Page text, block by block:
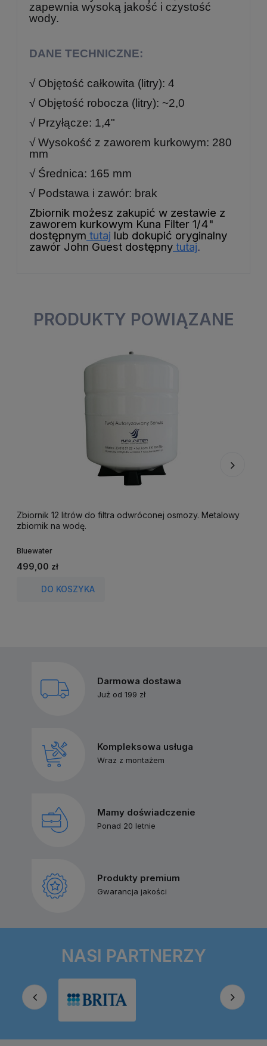
zapewnia wysoką jakość i czystość
wody.
DANE TECHNICZNE:
√ Objętość całkowita (litry): 4
√ Objętość robocza (litry): ~2,0
√ Przyłącze: 1,4"
√ Wysokość z zaworem kurkowym: 280
mm
√ Średnica: 165 mm
√ Podstawa i zawór: brak
Zbiornik możesz zakupić w zestawie z
zaworem kurkowym Kuna Filter 1/4"
dostępnym tutaj lub dokupić oryginalny
zawór John Guest dostępny tutaj.
PRODUKTY POWIĄZANE
Zbiornik 12 litrów do filtra odwróconej osmozy. Metalowy
zbiornik na wodę.
Bluewater
499,00 zł
DO KOSZYKA
Darmowa dostawa
Już od 199 zł
Kompleksowa usługa
Wraz z montażem
Mamy doświadczenie
Ponad 20 letnie
Produkty premium
Gwarancja jakości
NASI PARTNERZY